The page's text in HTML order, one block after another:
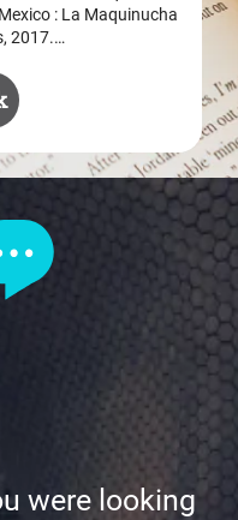
: La Maquinucha
2017.…
were looking